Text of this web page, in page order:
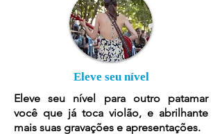
Eleve seu nível
Eleve seu nível para outro patamar
você que já toca violão, e abrilhante
mais suas gravações e apresentações.